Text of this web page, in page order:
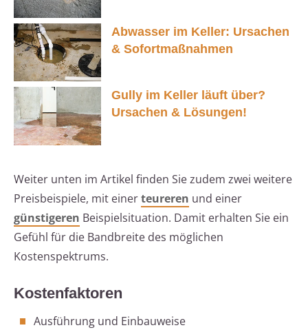
Abwasser im Keller: Ursachen
& Sofortmaßnahmen
Gully im Keller läuft über?
Ursachen & Lösungen!
Weiter unten im Artikel finden Sie zudem zwei weitere
Preisbeispiele, mit einerteureren und einer
günstigeren Beispielsituation. Damit erhalten Sie ein
Gefühl für die Bandbreite des möglichen
Kostenspektrums.
Kostenfaktoren
Ausführung und Einbauweise